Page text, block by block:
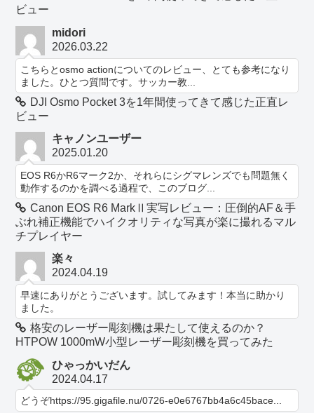
ビュー
midori
2026.03.22
こちらとosmo actionについてのレビュー、とても参考になり
ました。ひとつ質問です。サッカー教...
DJI Osmo Pocket 3を1年間使ってきて感じた正直レ
ビュー
キャノンユーザー
2025.01.20
EOS R6かR6マーク2か、それらにシグマレンズでも問題無く
動作するのかを調べる過程で、このブログ...
Canon EOS R6 MarkⅡ実写レビュー：圧倒的AF＆手
ぶれ補正機能でハイクオリティな写真が楽に撮れるマル
チプレイヤー
楽々
2024.04.19
早速にありがとうございます。試してみます！本当に助かり
ました。
格安のレーザー彫刻機は果たして使えるのか？
HTPOW 1000mW小型レーザー彫刻機を買ってみた
ひゃっかいだん
2024.04.17
どうぞhttps://95.gigafile.nu/0726-e0e6767bb4a6c45bace...